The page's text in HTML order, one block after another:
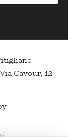
|
Cavour, 12